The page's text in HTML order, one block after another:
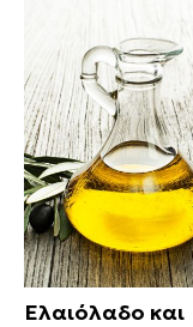
Ελαιόλαδο και